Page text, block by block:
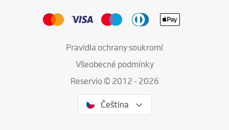
Pravidla ochrany soukromí
Všeobecné podmínky
Reservio © 2012 - 2026
Čeština